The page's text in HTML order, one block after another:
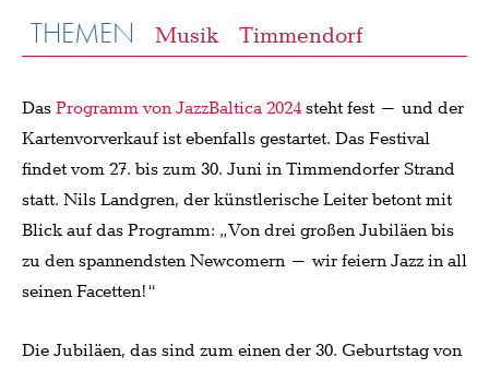
THEMEN Musik Timmendorf
DasProgramm von JazzBaltica 2024steht fest – und der
Kartenvorverkauf ist ebenfalls gestartet. Das Festival
findet vom 27. bis zum 30. Juni in Timmendorfer Strand
statt. Nils Landgren, der künstlerische Leiter betont mit
Blick auf das Programm: „Von drei großen Jubiläen bis
zu den spannendsten Newcomern – wir feiern Jazz in all
seinen Facetten!“
Die Jubiläen, das sind zum einen der 30. Geburtstag von